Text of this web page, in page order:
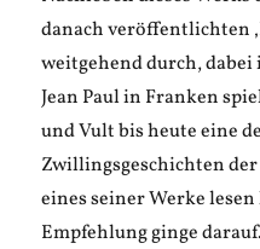
danach veröffentlichten
weitgehend durch, dabei
Jean Paul in Franken
und Vult bis heute eine
Zwillingsgeschichten
eines seiner Werke
Empfehlung ginge